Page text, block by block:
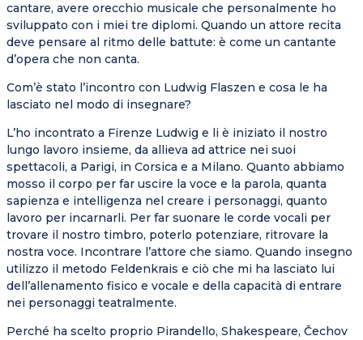
cantare, avere orecchio musicale che personalmente ho
sviluppato con i miei tre diplomi. Quando un attore recita
deve pensare al ritmo delle battute: è come un cantante
d’opera che non canta.
Com’è stato l’incontro con Ludwig Flaszen e cosa le ha
lasciato nel modo di insegnare?
L’ho incontrato a Firenze Ludwig e li è iniziato il nostro
lungo lavoro insieme, da allieva ad attrice nei suoi
spettacoli, a Parigi, in Corsica e a Milano. Quanto abbiamo
mosso il corpo per far uscire la voce e la parola, quanta
sapienza e intelligenza nel creare i personaggi, quanto
lavoro per incarnarli. Per far suonare le corde vocali per
trovare il nostro timbro, poterlo potenziare, ritrovare la
nostra voce. Incontrare l’attore che siamo. Quando insegno
utilizzo il metodo Feldenkrais e ciò che mi ha lasciato lui
dell’allenamento fisico e vocale e della capacità di entrare
nei personaggi teatralmente.
Perché ha scelto proprio Pirandello, Shakespeare, Čechov